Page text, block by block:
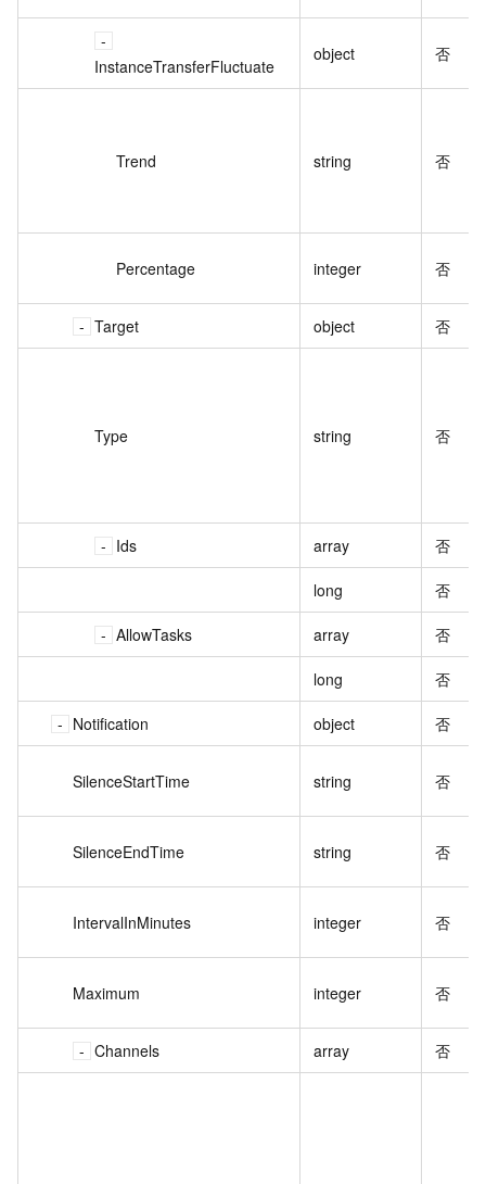
InstanceTransferFluctuate
object 否
Trend string 否
Percentage integer 否
Target object 否
Type string 否
Ids array 否
long 否
AllowTasks array 否
long 否
Notification object 否
SilenceStartTime string 否
SilenceEndTime string 否
IntervalInMinutes integer 否
Maximum integer 否
Channels array 否